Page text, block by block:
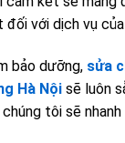
với dịch vụ của
bảo dưỡng, sửa
Hà Nội sẽ luôn
tôi sẽ